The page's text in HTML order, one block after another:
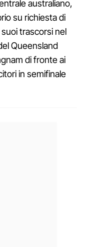
australiano,
su richiesta di
trascorsi nel
Queensland
di fronte ai
in semifinale